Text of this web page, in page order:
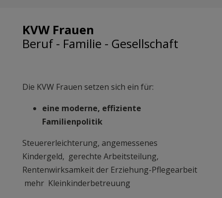
KVW Frauen
Beruf - Familie - Gesellschaft
Die KVW Frauen setzen sich ein für:
eine moderne, effiziente
Familienpolitik
Steuererleichterung, angemessenes
Kindergeld, gerechte Arbeitsteilung,
Rentenwirksamkeit der Erziehung-Pflegearbeit
mehr Kleinkinderbetreuung